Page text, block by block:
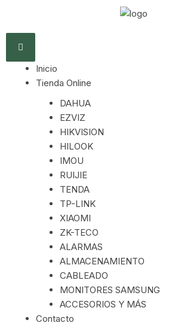
Inicio
Tienda Online
DAHUA
EZVIZ
HIKVISION
HILOOK
IMOU
RUIJIE
TENDA
TP-LINK
XIAOMI
ZK-TECO
ALARMAS
ALMACENAMIENTO
CABLEADO
MONITORES SAMSUNG
ACCESORIOS Y MÁS
Contacto